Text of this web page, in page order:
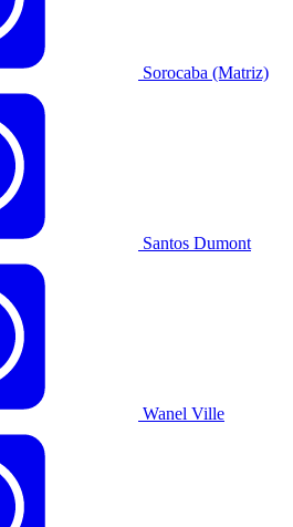
Sorocaba (Matriz)
Santos Dumont
Wanel Ville